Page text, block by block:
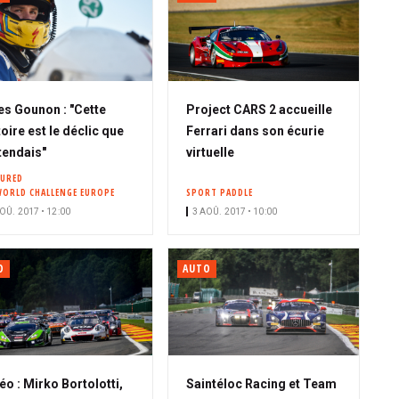
Gounon : "Cette
est le déclic que
CHALLENGE EUROPE
2017 • 12:00
Project CARS 2 accueille
Ferrari dans son écurie
virtuelle
SPORT PADDLE
3 AOÛ. 2017 • 10:00
: Mirko Bortolotti,
AUTO
Saintéloc Racing et Team